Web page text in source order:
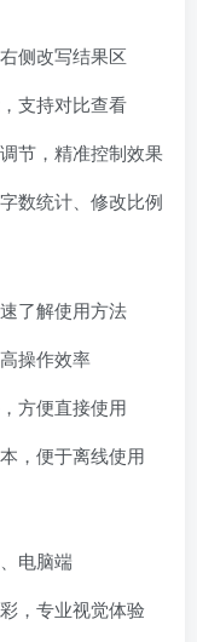
侧改写结果区
支持对比查看
节，精准控制效果
数统计、修改比例
了解使用方法
操作效率
方便直接使用
，便于离线使用
电脑端
，专业视觉体验